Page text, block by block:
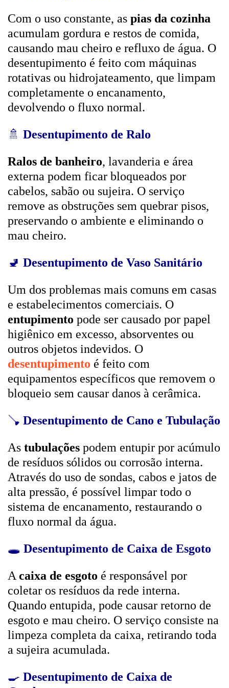
Com o uso constante, as pias da cozinha
acumulam gordura e restos de comida,
causando mau cheiro e refluxo de água. O
desentupimento é feito com máquinas
rotativas ou hidrojateamento, que limpam
completamente o encanamento,
devolvendo o fluxo normal.
🚿 Desentupimento de Ralo
Ralos de banheiro, lavanderia e área
externa podem ficar bloqueados por
cabelos, sabão ou sujeira. O serviço
remove as obstruções sem quebrar pisos,
preservando o ambiente e eliminando o
mau cheiro.
🚽 Desentupimento de Vaso Sanitário
Um dos problemas mais comuns em casas
e estabelecimentos comerciais. O
entupimento pode ser causado por papel
higiênico em excesso, absorventes ou
outros objetos indevidos. O
desentupimento é feito com
equipamentos específicos que removem o
bloqueio sem causar danos à cerâmica.
🪠 Desentupimento de Cano e Tubulação
As tubulações podem entupir por acúmulo
de resíduos sólidos ou corrosão interna.
Através do uso de sondas, cabos e jatos de
alta pressão, é possível limpar todo o
sistema de encanamento, restaurando o
fluxo normal da água.
🕳️ Desentupimento de Caixa de Esgoto
A caixa de esgoto é responsável por
coletar os resíduos da rede interna.
Quando entupida, pode causar retorno de
esgoto e mau cheiro. O serviço consiste na
limpeza completa da caixa, retirando toda
a sujeira acumulada.
🍳 Desentupimento de Caixa de